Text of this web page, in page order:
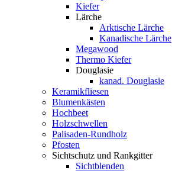
Kiefer
Lärche
Arktische Lärche
Kanadische Lärche
Megawood
Thermo Kiefer
Douglasie
kanad. Douglasie
Keramikfliesen
Blumenkästen
Hochbeet
Holzschwellen
Palisaden-Rundholz
Pfosten
Sichtschutz und Rankgitter
Sichtblenden